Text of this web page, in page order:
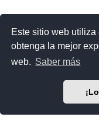
Este sitio web
obtenga la mejor
web. Saber más